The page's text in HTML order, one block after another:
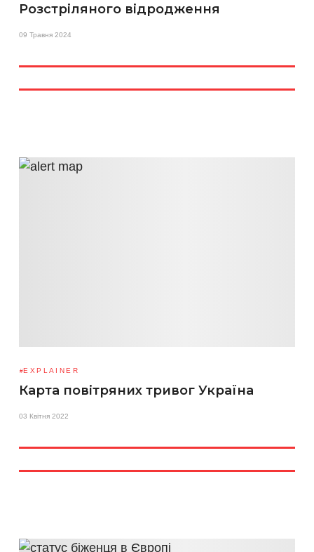
Розстріляного відродження
09 Травня 2024
EXPLAINER
Карта повітряних тривог Україна
03 Квітня 2022